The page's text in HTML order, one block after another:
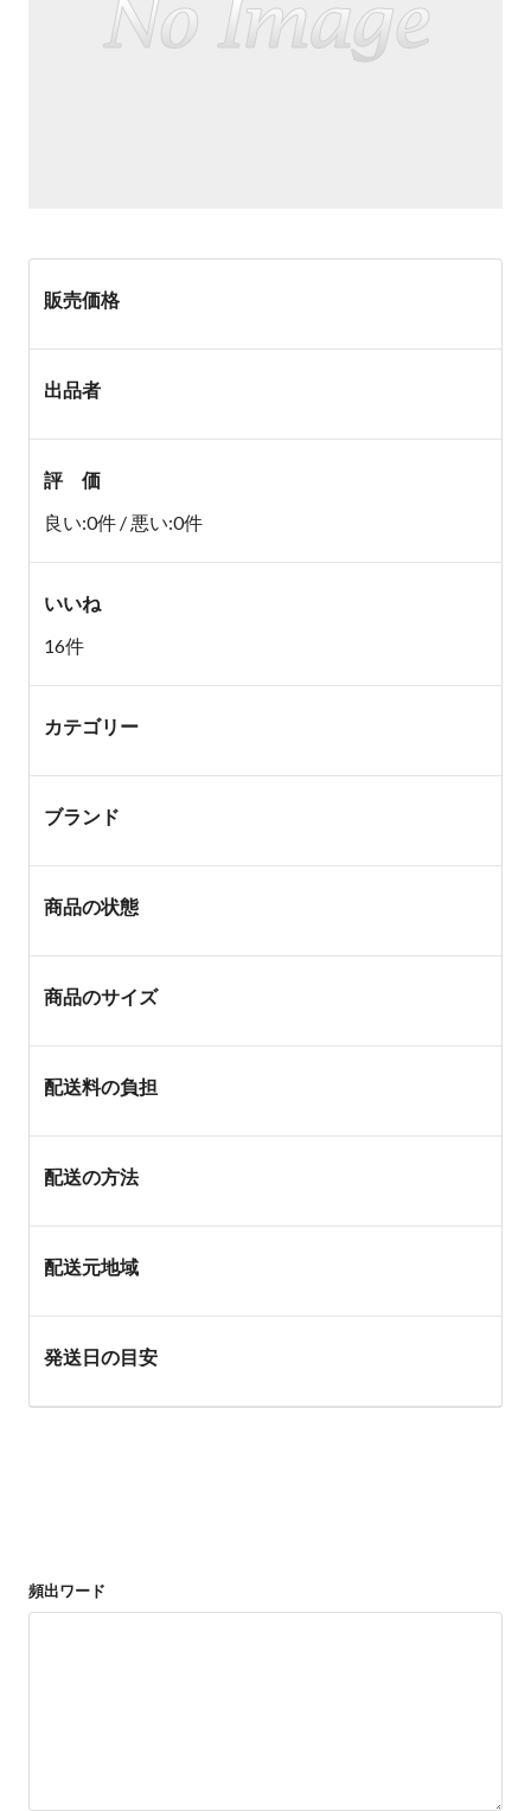
販売価格
出品者
評 価
良い:0件 / 悪い:0件
いいね
16件
カテゴリー
ブランド
商品の状態
商品のサイズ
配送料の負担
配送の方法
配送元地域
発送日の目安
頻出ワード